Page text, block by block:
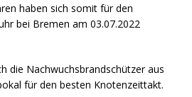
haben sich somit für den
bei Bremen am 03.07.2022
die Nachwuchsbrandschützer aus
für den besten Knotenzeittakt.